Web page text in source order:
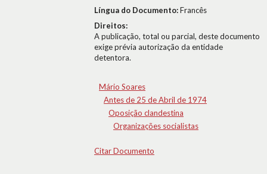
Língua do Documento:Francês
Direitos:
A publicação, total ou parcial, deste documento
exige prévia autorização da entidade
detentora.
Mário Soares
Antes de 25 de Abril de 1974
Oposição clandestina
Organizações socialistas
Citar Documento